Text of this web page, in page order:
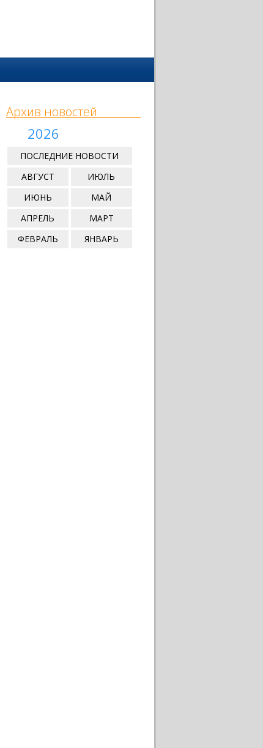
Архив новостей
2026
ПОСЛЕДНИЕ НОВОСТИ
АВГУСТ
ИЮЛЬ
ИЮНЬ
МАЙ
АПРЕЛЬ
МАРТ
ФЕВРАЛЬ
ЯНВАРЬ